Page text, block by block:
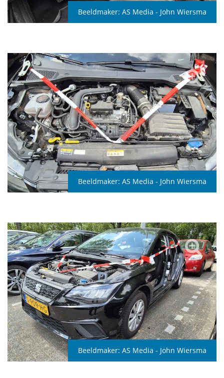
Beeldmaker: AS Media - John Wiersma
Beeldmaker: AS Media - John Wiersma
Beeldmaker: AS Media - John Wiersma